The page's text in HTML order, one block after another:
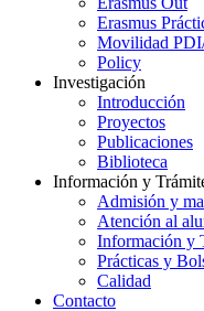
Erasmus
Movilidad
Policy
Investigación
Introducción
Proyectos
Publicaciones
Biblioteca
Información y
Admisión y
Atención al
Información y
Prácticas y
Calidad
Contacto